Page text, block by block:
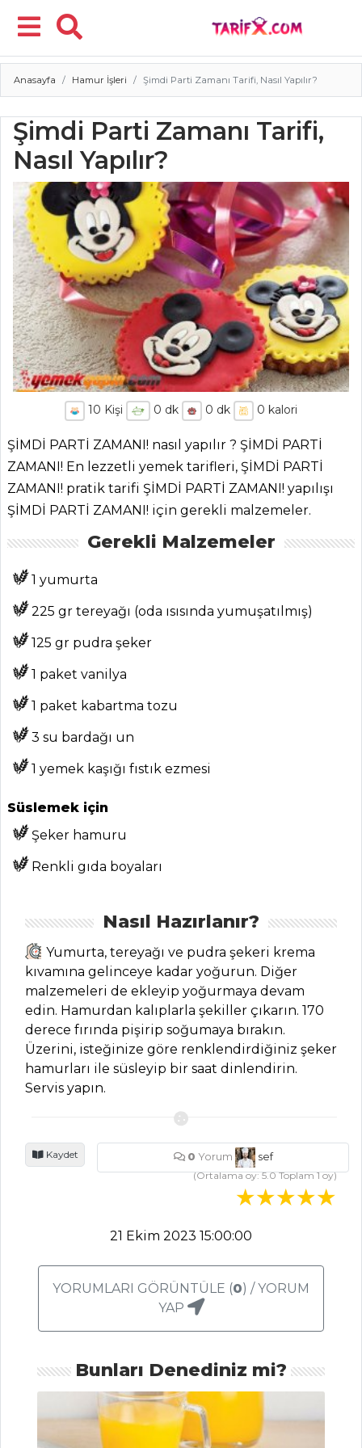
Menü
ŞEFİN TARİFLERİ
MENÜLER
Tüm
Kategoriler
SEBZE
YEMEKLERI
Biberiyeli Patates
Tarifi, Nasıl Yapılır?
Tarifi, Nasıl Yapılır?
Sebze Yemekleri
SALATALAR
Anasayfa Hamur İşleri Şimdi Parti Zamanı Tarifi, Nasıl Yapılır?
Şimdi Parti Zamanı Tarifi,
Nasıl Yapılır?
10 Kişi 0 dk 0 dk 0 kalori
ŞİMDİ PARTİ ZAMANI! nasıl yapılır ? ŞİMDİ PARTİ
ZAMANI! En lezzetli yemek tarifleri, ŞİMDİ PARTİ
ZAMANI! pratik tarifi ŞİMDİ PARTİ ZAMANI! yapılışı
ŞİMDİ PARTİ ZAMANI! için gerekli malzemeler.
Gerekli Malzemeler
1 yumurta
225 gr tereyağı (oda ısısında yumuşatılmış)
125 gr pudra şeker
1 paket vanilya
1 paket kabartma tozu
3 su bardağı un
1 yemek kaşığı fıstık ezmesi
Süslemek için
Şeker hamuru
Renkli gıda boyaları
Nasıl Hazırlanır?
Yumurta, tereyağı ve pudra şekeri krema
kıvamına gelinceye kadar yoğurun. Diğer
malzemeleri de ekleyip yoğurmaya devam
edin. Hamurdan kalıplarla şekiller çıkarın. 170
derece fırında pişirip soğumaya bırakın.
Üzerini, isteğinize göre renklendirdiğiniz şeker
hamurları ile süsleyip bir saat dinlendirin.
Servis yapın.
Kaydet 0 Yorum
sef
(Ortalama oy:5.0Toplam1oy)
21 Ekim 2023 15:00:00
YORUMLARI GÖRÜNTÜLE (0) / YORUM
YAP
Bunları Denediniz mi?